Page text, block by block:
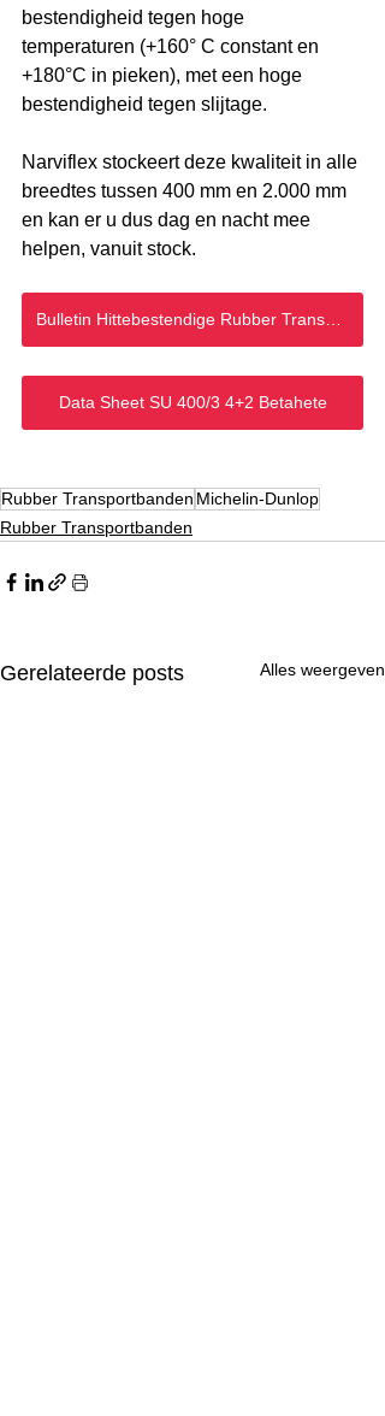
bestendigheid tegen hoge
temperaturen (+160° C constant en
+180°C in pieken), met een hoge
bestendigheid tegen slijtage.
Narviflex stockeert deze kwaliteit in alle
breedtes tussen 400 mm en 2.000 mm
en kan er u dus dag en nacht mee
helpen, vanuit stock.
Data Sheet SU 400/3 4+2 Betahete
Rubber Transportbanden Michelin-Dunlop
Rubber Transportbanden
Gerelateerde posts Alles weergeven